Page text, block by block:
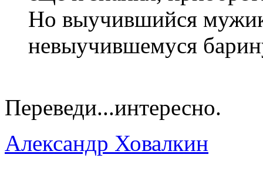
Но выучившийся
невыучившемуся
Переведи...интересно.
Александр Ховалкин